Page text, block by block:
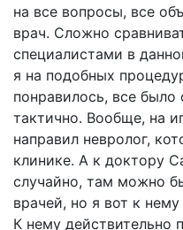
на все вопросы, все
врач. Сложно
специалистами в
я на подобных
понравилось, все было
тактично. Вообще, на
направил невролог,
клинике. А к доктору
случайно, там можно
врачей, но я вот к
К нему действительно